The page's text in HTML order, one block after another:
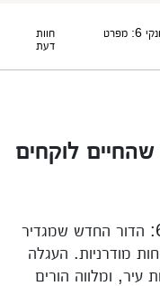
עגלת תינוק בוגבו דונקי 6: מפרט
חוות
דעת
מקום שהחיים לוקחים
הכירו את עגלת התינוק בוגבו דונקי 6: הדור החדש שמגדיר
מודרניות. העגלה
ומלווה הורים